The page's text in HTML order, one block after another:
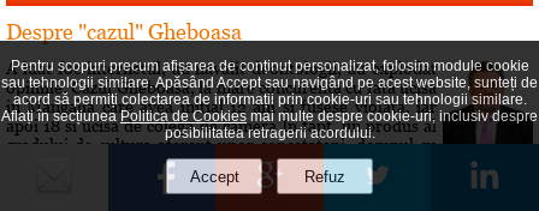
Despre "cazul" Gheboasa
A luat foc internetul, au navalit deontologii, au explodat
opiniile. Cazul Gheboasa, la mare concurenta cu fata ucisa
in Mangalia care avea initial 12 ani si fusese violata, iar
apoi 18 si ucisa de colega de camera In fapt, un produs al
gradului de cultura aferent unor concetateni, domnul cu
pricina a fost lasat sa evolueze intr-o siluire a...
Pentru scopuri precum afișarea de conținut personalizat, folosim module cookie
sau tehnologii similare. Apăsând Accept sau navigând pe acest website, sunteți de
acord să permiți colectarea de informații prin cookie-uri sau tehnologii similare.
Aflați în secțiuneaPolitica de Cookies mai multe despre cookie-uri, inclusiv despre
posibilitatea retragerii acordului.